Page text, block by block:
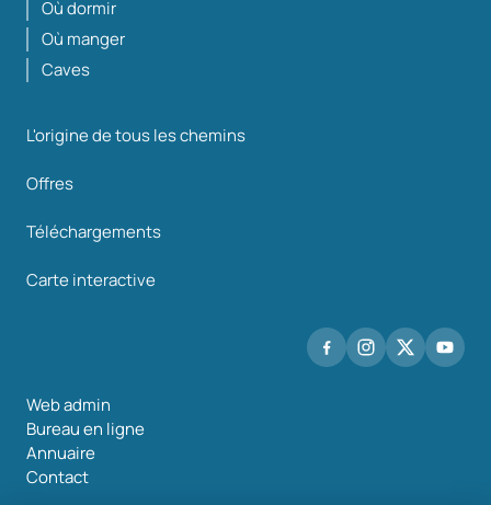
Où dormir
Où manger
Caves
L'origine de tous les chemins
Offres
Téléchargements
Carte interactive
Web admin
Bureau en ligne
Annuaire
Contact